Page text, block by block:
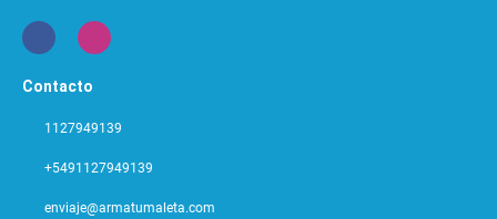
Contacto
1127949139
+5491127949139
enviaje@armatumaleta.com